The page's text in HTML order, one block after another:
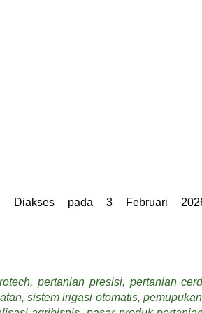
Diakses pada 3 Februari
pertanian presisi, pertanian
sistem irigasi otomatis,